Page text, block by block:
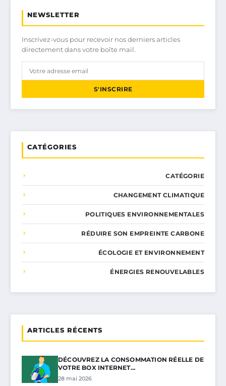
NEWSLETTER
Inscrivez-vous pour recevoir nos derniers articles
directement dans votre boîte mail.
S'INSCRIRE
CATÉGORIES
CATÉGORIE
CHANGEMENT CLIMATIQUE
POLITIQUES ENVIRONNEMENTALES
RÉDUIRE SON EMPREINTE CARBONE
ÉCOLOGIE ET ENVIRONNEMENT
ÉNERGIES RENOUVELABLES
ARTICLES RÉCENTS
DÉCOUVREZ LA CONSOMMATION RÉELLE DE
VOTRE BOX INTERNET…
28 mai 2026